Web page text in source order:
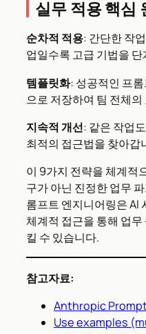
실무 적용 핵심
순차적 적용: 간단한 작
업일수록 고급 기법을
템플릿화: 성공적인 프
으로 저장하여 팀 전체
지속적 개선: 같은 작업
최적의 접근법을 찾아갑
이 9가지 전략을 체계적
구가 아닌 진정한 업무
롬프트 엔지니어링은 AI
체계적 접근을 통해 업
킬 수 있습니다.
참고자료:
Anthropic
Use examples